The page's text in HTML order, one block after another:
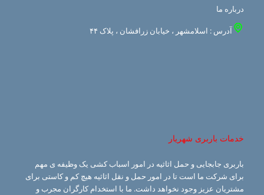
درباره ما
آدرس : اسلامشهر ، خیابان زرافشان ، پلاک ۴۴
خدمات باربری شهریار
باربری جابجایی و حمل اثاثیه در امور اسباب کشی یک وظیفه ی مهم
برای شرکت ما است تا در امور حمل و نقل اثاثیه هیچ کم و کاستی برای
مشتریان عزیز وجود نخواهد داشت. ما با استخدام کارگران مجرب و